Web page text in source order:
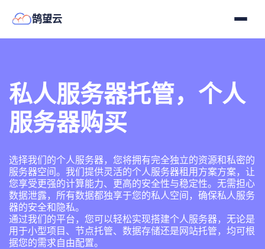
鹄望云
私人服务器托管，个人
服务器购买
选择我们的个人服务器，您将拥有完全独立的资源和私密的
服务器空间。我们提供灵活的个人服务器租用方案方案，让
您享受更强的计算能力、更高的安全性与稳定性。无需担心
数据泄露，所有数据都独享于您的私人空间，确保私人服务
器的安全和隐私。
通过我们的平台，您可以轻松实现搭建个人服务器，无论是
用于小型项目、节点托管、数据存储还是网站托管，均可根
据您的需求自由配置。